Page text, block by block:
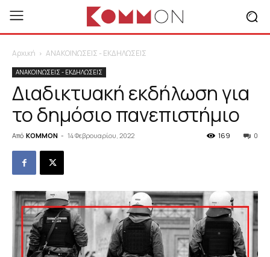
Αρχική ΑΝΑΚΟΙΝΩΣΕΙΣ - ΕΚΔΗΛΩΣΕΙΣ
ΑΝΑΚΟΙΝΩΣΕΙΣ - ΕΚΔΗΛΩΣΕΙΣ
Διαδικτυακή εκδήλωση για
το δημόσιο πανεπιστήμιο
Από KOMMON - 14 Φεβρουαρίου, 2022 0
169